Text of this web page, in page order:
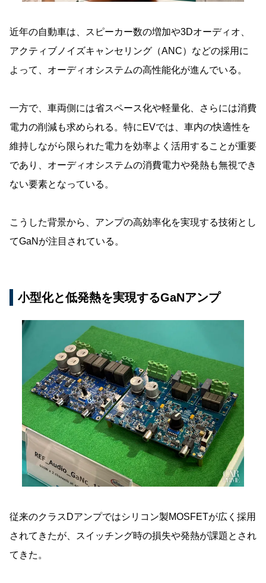
近年の自動車は、スピーカー数の増加や3Dオーディオ、
アクティブノイズキャンセリング（ANC）などの採用に
よって、オーディオシステムの高性能化が進んでいる。
一方で、車両側には省スペース化や軽量化、さらには消費
電力の削減も求められる。特にEVでは、車内の快適性を
維持しながら限られた電力を効率よく活用することが重要
であり、オーディオシステムの消費電力や発熱も無視でき
ない要素となっている。
こうした背景から、アンプの高効率化を実現する技術とし
てGaNが注目されている。
小型化と低発熱を実現するGaNアンプ
従来のクラスDアンプではシリコン製MOSFETが広く採用
されてきたが、スイッチング時の損失や発熱が課題とされ
てきた。